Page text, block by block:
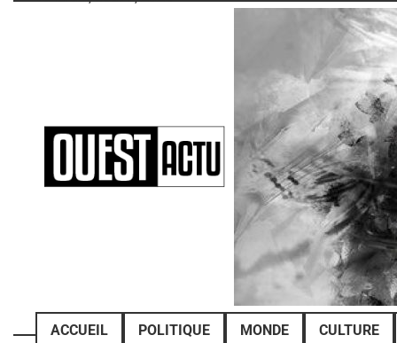
ACCUEIL POLITIQUE MONDE CULTURE